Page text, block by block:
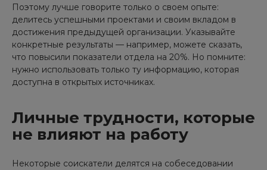
Поэтому лучше говорите только о своем опыте:
делитесь успешными проектами и своим вкладом в
достижения предыдущей организации. Указывайте
конкретные результаты — например, можете сказать,
что повысили показатели отдела на 20%. Но помните:
нужно использовать только ту информацию, которая
доступна в открытых источниках.
Личные трудности, которые
не влияют на работу
Некоторые соискатели делятся на собеседовании